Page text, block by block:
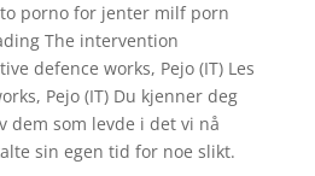
porno for jenter milf porn
The intervention
defence works, Pejo (IT) Les
Pejo (IT) Du kjenner deg
dem som levde i det vi nå
sin egen tid for noe slikt.